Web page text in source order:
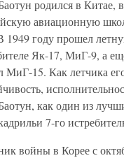
родился в
авиационную
1949 году прошел
Як-17, МиГ-9, а
МиГ-15. Как летчика
как один из
7-го
войны в Корее с